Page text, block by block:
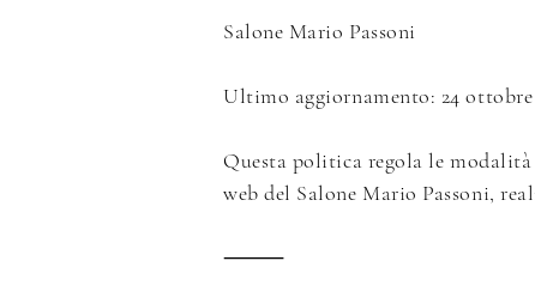
Salone Mario Passoni
Ultimo aggiornamento: 24 ottobre
Questa politica regola le
web del Salone Mario Passoni,
⸻